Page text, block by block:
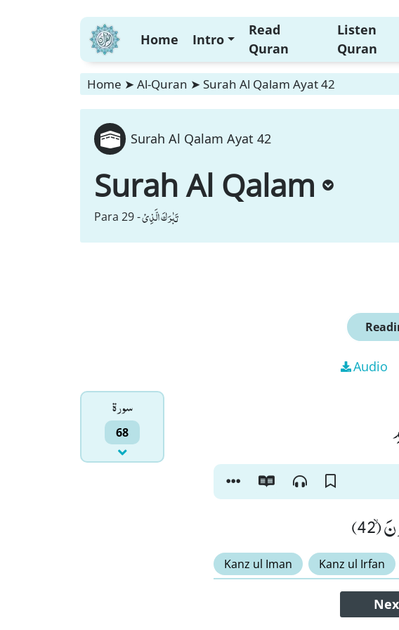
Home Intro
Read
Quran
Listen
Quran
Home ➤ Al-Quran ➤ Surah Al Qalam Ayat 42
Surah Al Qalam Ayat 42
Surah Al Qalam
Para 29 -تَبٰرَكَ الَّذِیْ
Audio
سورۃ
68
Kanz ul Iman Kanz ul Irfan